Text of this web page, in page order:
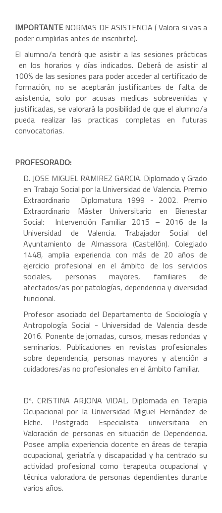
IMPORTANTENORMAS DE ASISTENCIA ( Valora si vas a
poder cumplirlas antes de inscribirte).
El alumno/a tendrá que asistir a las sesiones prácticas
en los horarios y días indicados. Deberá de asistir al
100% de las sesiones para poder acceder al certificado de
formación, no se aceptarán justificantes de falta de
asistencia, solo por acusas medicas sobrevenidas y
justificadas, se valorará la posibilidad de que el alumno/a
pueda realizar las practicas completas en futuras
convocatorias.
PROFESORADO:
D. JOSE MIGUEL RAMIREZ GARCIA. Diplomado y Grado
en Trabajo Social por la Universidad de Valencia. Premio
Extraordinario Diplomatura 1999 - 2002. Premio
Extraordinario Máster Universitario en Bienestar
Social: Intervención Familiar 2015 – 2016 de la
Universidad de Valencia. Trabajador Social del
Ayuntamiento de Almassora (Castellón). Colegiado
1448, amplia experiencia con más de 20 años de
ejercicio profesional en el ámbito de los servicios
sociales, personas mayores, familiares de
afectados/as por patologías, dependencia y diversidad
funcional.
Profesor asociado del Departamento de Sociología y
Antropología Social - Universidad de Valencia desde
2016. Ponente de jornadas, cursos, mesas redondas y
seminarios. Publicaciones en revistas profesionales
sobre dependencia, personas mayores y atención a
cuidadores/as no profesionales en el ámbito familiar.
Dª. CRISTINA ARJONA VIDAL. Diplomada en Terapia
Ocupacional por la Universidad Miguel Hernández de
Elche. Postgrado Especialista universitaria en
Valoración de personas en situación de Dependencia.
Posee amplia experiencia docente en áreas de terapia
ocupacional, geriatría y discapacidad y ha centrado su
actividad profesional como terapeuta ocupacional y
técnica valoradora de personas dependientes durante
varios años.